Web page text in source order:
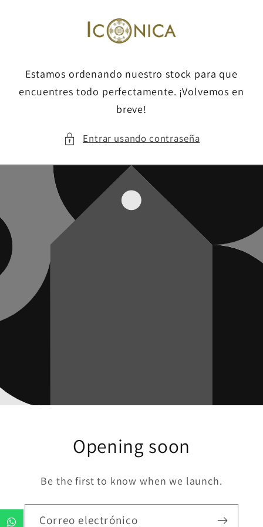
Estamos ordenando nuestro stock para que
encuentres todo perfectamente. ¡Volvemos en
breve!
Entrar usando contraseña
Opening soon
Be the first to know when we launch.
Correo electrónico